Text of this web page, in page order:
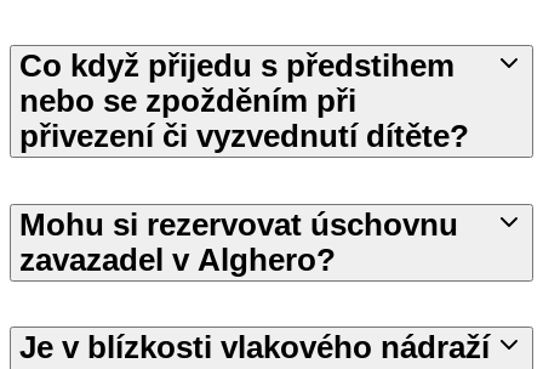
Co když přijedu s předstihem
nebo se zpožděním při
přivezení či vyzvednutí dítěte?
Mohu si rezervovat úschovnu
zavazadel v Alghero?
Je v blízkosti vlakového nádraží